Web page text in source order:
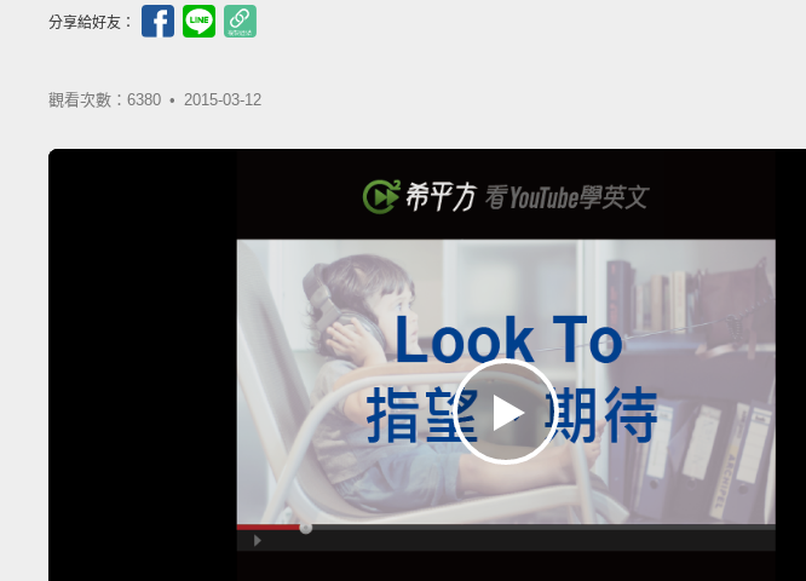
分享給好友：
觀看次數：6380 • 2015-03-12